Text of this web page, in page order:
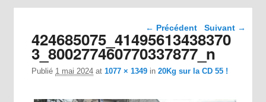
Navigation dans les
images
← Précédent Suivant →
424685075_41495613438370
3_800277460770337877_n
Publié 1 mai 2024 at1077 × 1349 in20Kg sur la CD 55 !